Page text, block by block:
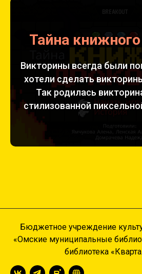
Тайна
Викторины всегда были
хотели сделать
Так родилась
стилизованной
Бюджетное учреждение
«Омские муниципальные
библиотека